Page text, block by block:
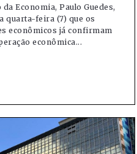
Economia, Paulo Guedes,
quarta-feira (7) que os
econômicos já confirmam
econômica...